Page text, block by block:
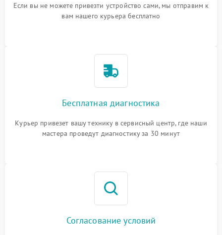
Если вы не можете привезти устройство сами, мы отправим к
вам нашего курьера бесплатно
Бесплатная диагностика
Курьер привезет вашу технику в сервисный центр, где наши
мастера проведут диагностику за 30 минут
Согласование условий